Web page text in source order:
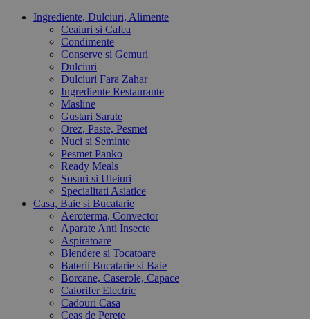
Ingrediente, Dulciuri, Alimente
Ceaiuri si Cafea
Condimente
Conserve si Gemuri
Dulciuri
Dulciuri Fara Zahar
Ingrediente Restaurante
Masline
Gustari Sarate
Orez, Paste, Pesmet
Nuci si Seminte
Pesmet Panko
Ready Meals
Sosuri si Uleiuri
Specialitati Asiatice
Casa, Baie si Bucatarie
Aeroterma, Convector
Aparate Anti Insecte
Aspiratoare
Blendere si Tocatoare
Baterii Bucatarie si Baie
Borcane, Caserole, Capace
Calorifer Electric
Cadouri Casa
Ceas de Perete